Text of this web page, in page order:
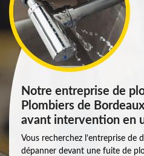
Notre entreprise de
Plombiers de
avant intervention en
Vous recherchez l’entreprise de
dépanner devant une fuite de